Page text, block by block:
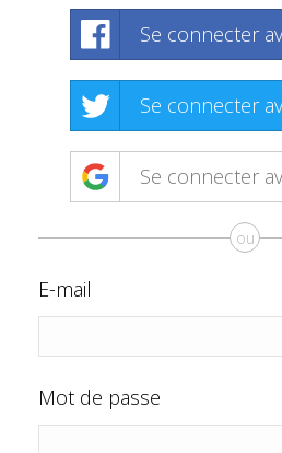
Se connecter
Se connecter
Se connecter
ou
E-mail
Mot de passe